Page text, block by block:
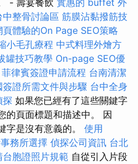
- 壽宴餐飲 實惠的 buffet 外
中整骨討論區 筋膜沾黏撥筋技
頁體驗的On Page SEO策略
小毛孔療程 中式料理外燴方
罐技巧教學 On-page SEO優
菲律賓簽證申請流程 台南清潔
簽證所需文件與步驟 台中全身
探 如果您已經有了這些關鍵字
的頁面標題和描述中。 因
字是沒有意義的。 使用
務所選擇 偵探公司資訊 台北
台胞證照片規範 自從引入片段